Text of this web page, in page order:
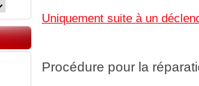
Uniquement suite à un
Procédure pour la